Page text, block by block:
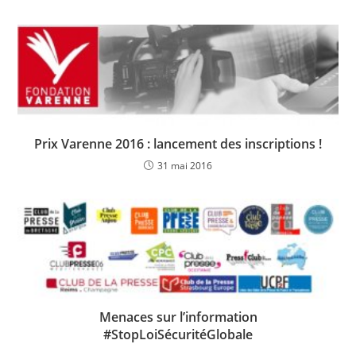
Prix Varenne 2016 : lancement des inscriptions !
31 mai 2016
Menaces sur l’information
#StopLoiSécuritéGlobale